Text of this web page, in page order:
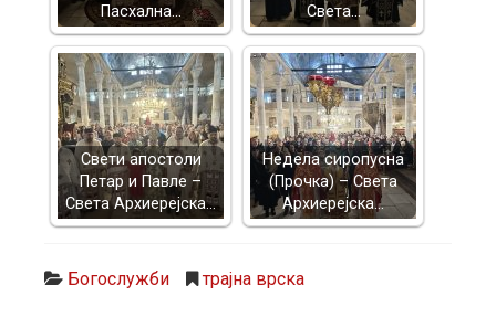
Пасхална…
Света…
Свети апостоли
Петар и Павле –
Света Архиерејска…
Недела сиропусна
(Прочка) – Света
Архиерејска…
Богослужби трајна врска